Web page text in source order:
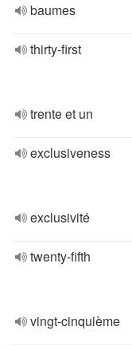
baumes
thirty-first
trente et un
exclusiveness
exclusivité
twenty-fifth
vingt-cinquième